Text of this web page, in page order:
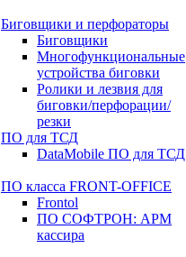
Биговщики и перфораторы
Биговщики
Многофункциональные
устройства биговки
Ролики и лезвия для
биговки/перфорации/
резки
ПО для ТСД
DataMobile ПО для ТСД
ПО класса FRONT-OFFICE
Frontol
ПО СОФТРОН: АРМ
кассира